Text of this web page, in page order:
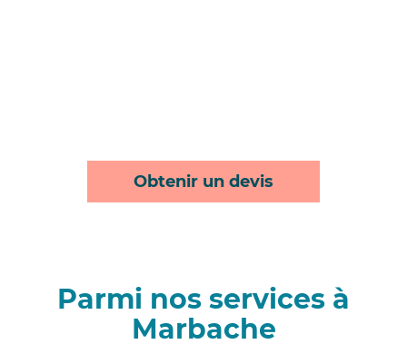
Obtenir un devis
Parmi nos services à
Marbache